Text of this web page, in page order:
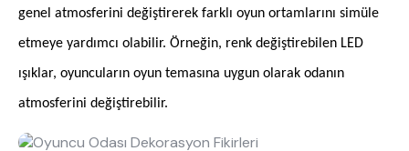
genel atmosferini değiştirerek farklı oyun ortamlarını simüle
etmeye yardımcı olabilir. Örneğin, renk değiştirebilen LED
ışıklar, oyuncuların oyun temasına uygun olarak odanın
atmosferini değiştirebilir.